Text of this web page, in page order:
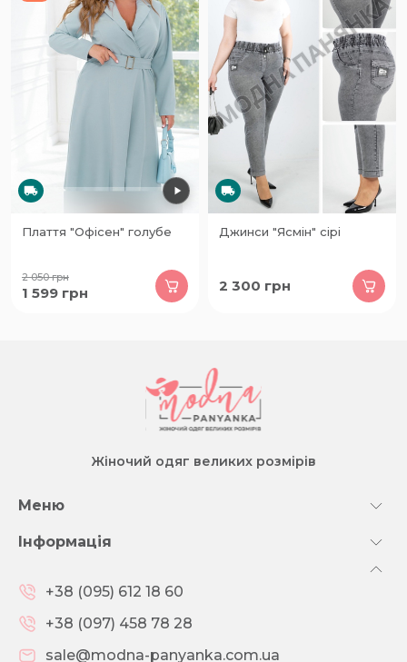
Плаття "Офісен" голубе
2 050грн
1 599 грн
Джинси "Ясмін" сірі
2 300 грн
Жіночий одяг великих розмірів
Меню
Інформація
+38 (095) 612 18 60
+38 (097) 458 78 28
sale@modna-panyanka.com.ua